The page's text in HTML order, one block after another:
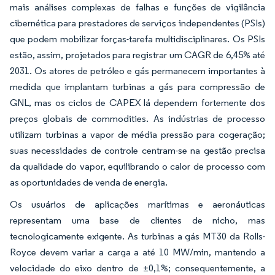
mais análises complexas de falhas e funções de vigilância
cibernética para prestadores de serviços independentes (PSIs)
que podem mobilizar forças-tarefa multidisciplinares. Os PSIs
estão, assim, projetados para registrar um CAGR de 6,45% até
2031. Os atores de petróleo e gás permanecem importantes à
medida que implantam turbinas a gás para compressão de
GNL, mas os ciclos de CAPEX lá dependem fortemente dos
preços globais de commodities. As indústrias de processo
utilizam turbinas a vapor de média pressão para cogeração;
suas necessidades de controle centram-se na gestão precisa
da qualidade do vapor, equilibrando o calor de processo com
as oportunidades de venda de energia.
Os usuários de aplicações marítimas e aeronáuticas
representam uma base de clientes de nicho, mas
tecnologicamente exigente. As turbinas a gás MT30 da Rolls-
Royce devem variar a carga a até 10 MW/min, mantendo a
velocidade do eixo dentro de ±0,1%; consequentemente, a